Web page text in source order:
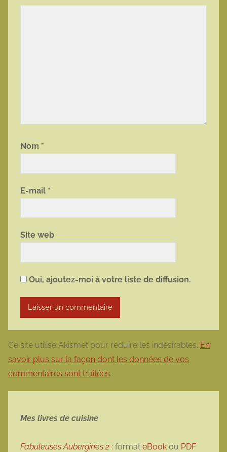
Nom *
E-mail *
Site web
Oui, ajoutez-moi à votre liste de diffusion.
Ce site utilise Akismet pour réduire les indésirables. En
savoir plus sur la façon dont les données de vos
commentaires sont traitées.
Mes livres de cuisine
Fabuleuses Aubergines 2 : format eBook ou PDF